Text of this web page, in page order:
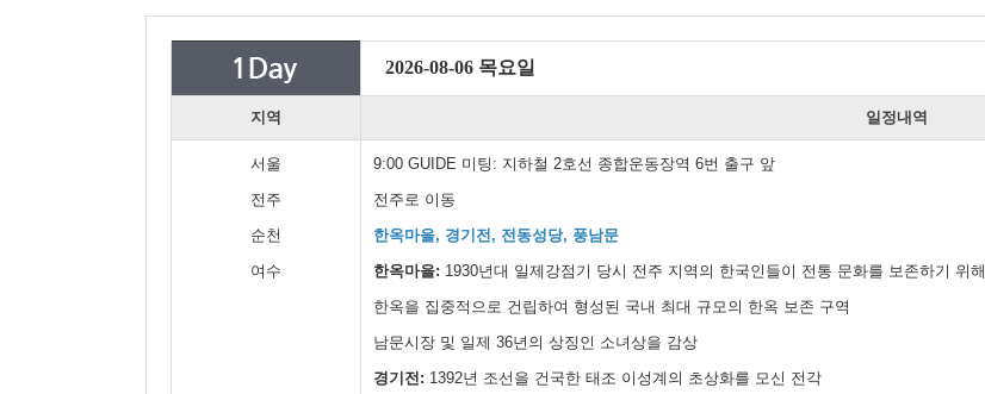
2026-08-06 목요일
지역 일정내역
서울
전주
순천
여수
9:00 GUIDE 미팅: 지하철 2호선 종합운동장역 6번 출구 앞
전주로 이동
한옥마을, 경기전, 전동성당, 풍남문
한옥마을: 1930년대 일제강점기 당시 전주 지역의 한국인들이 전통 문화를 보존하기 위해
한옥을 집중적으로 건립하여 형성된 국내 최대 규모의 한옥 보존 구역
남문시장 및 일제 36년의 상징인 소녀상을 감상
경기전: 1392년 조선을 건국한 태조 이성계의 초상화를 모신 전각